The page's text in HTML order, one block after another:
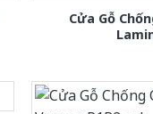
Cửa Gỗ